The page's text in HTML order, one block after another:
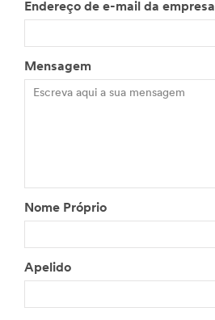
Endereço de e-mail da empresa
Mensagem
Nome Próprio
Apelido